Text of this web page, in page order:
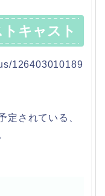
キャスト
126403010189
定されている、